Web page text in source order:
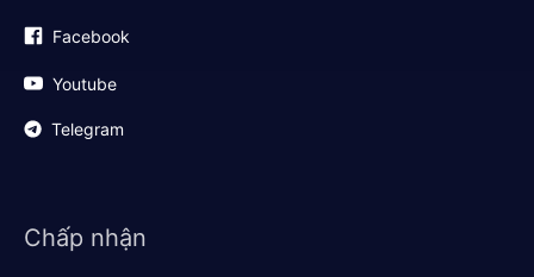
Facebook
Youtube
Telegram
Chấp nhận